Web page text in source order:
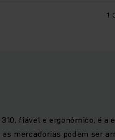
1
fiável e ergonómico, é
as mercadorias podem ser